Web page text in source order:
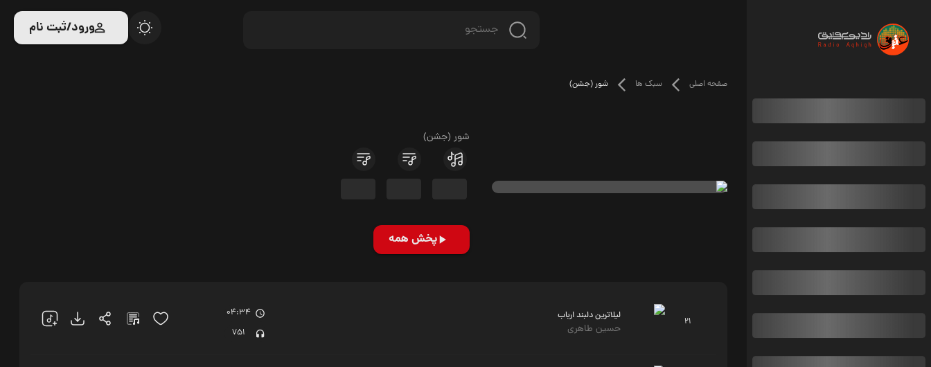
ورود/ثبت نام
صفحه اصلی سبک ها شور (جشن)
شور (جشن)
پخش همه
21 لیلاترین دلبند ارباب
حسین طاهری
04:34
751